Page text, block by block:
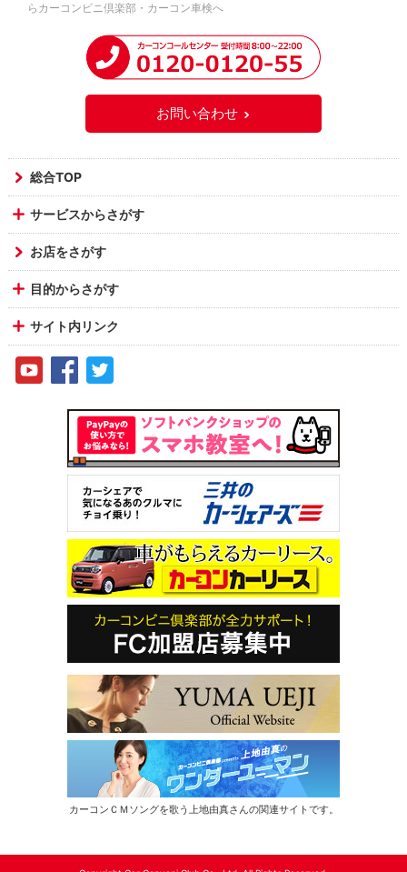
らカーコンビニ倶楽部・カーコン車検へ
お問い合わせ
総合TOP
サービスからさがす
お店をさがす
目的からさがす
サイト内リンク
カーコンＣＭソングを歌う上地由真さんの関連サイトです。